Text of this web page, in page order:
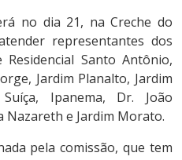
no dia 21, na Creche do
representantes dos
Santo Antônio,
Jardim Planalto, Jardim
Ipanema, Dr. João
Nazareth e Jardim Morato.
pela comissão, que tem